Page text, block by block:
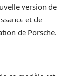
version de
et de
de Porsche.